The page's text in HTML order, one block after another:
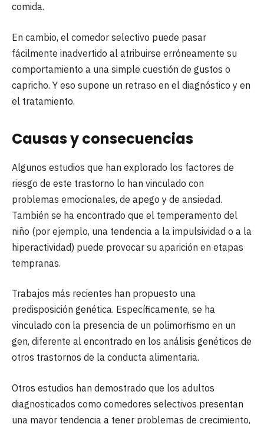
comida.
En cambio, el comedor selectivo puede pasar
fácilmente inadvertido al atribuirse erróneamente su
comportamiento a una simple cuestión de gustos o
capricho. Y eso supone un retraso en el diagnóstico y en
el tratamiento.
Causas y consecuencias
Algunos estudios que han explorado los factores de
riesgo de este trastorno lo han vinculado con
problemas emocionales, de apego y de ansiedad.
También se ha encontrado que el temperamento del
niño (por ejemplo, una tendencia a la impulsividad o a la
hiperactividad) puede provocar su aparición en etapas
tempranas.
Trabajos más recientes han propuesto una
predisposición genética. Específicamente, se ha
vinculado con la presencia de un polimorfismo en un
gen, diferente al encontrado en los análisis genéticos de
otros trastornos de la conducta alimentaria.
Otros estudios han demostrado que los adultos
diagnosticados como comedores selectivos presentan
una mayor tendencia a tener problemas de crecimiento,